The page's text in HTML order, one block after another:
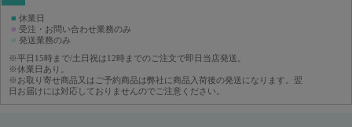
■ 休業日
■ 受注・お問い合わせ業務のみ
■ 発送業務のみ
※平日15時まで/土日祝は12時までのご注文で即日当店発送。
※休業日あり。
※お取り寄せ商品又はご予約商品は弊社に商品入荷後の発送になります。翌
日お届けには対応しておりませんのでご注意ください。